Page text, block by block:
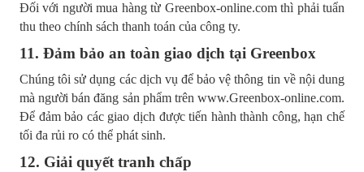
Đối với người mua hàng từ Greenbox-online.com thì phải tuẩn
thu theo chính sách thanh toán của công ty.
11. Đảm bảo an toàn giao dịch tại Greenbox
Chúng tôi sử dụng các dịch vụ để bảo vệ thông tin về nội dung
mà người bán đăng sản phẩm trên www.Greenbox-online.com.
Để đảm bảo các giao dịch được tiến hành thành công, hạn chế
tối đa rủi ro có thể phát sinh.
12. Giải quyết tranh chấp